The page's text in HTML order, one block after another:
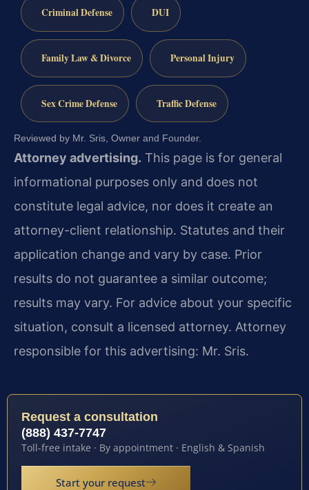
Criminal Defense DUI
Family Law & Divorce Personal Injury
Sex Crime Defense Traffic Defense
Reviewed by Mr. Sris, Owner and Founder.
Attorney advertising. This page is for general
informational purposes only and does not
constitute legal advice, nor does it create an
attorney-client relationship. Statutes and their
application change and vary by case. Prior
results do not guarantee a similar outcome;
results may vary. For advice about your specific
situation, consult a licensed attorney. Attorney
responsible for this advertising: Mr. Sris.
Request a consultation
(888) 437-7747
Toll-free intake · By appointment · English & Spanish
Start your request